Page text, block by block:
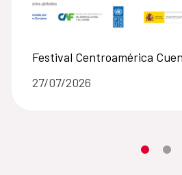
Festival Centroamérica
27/07/2026
Moves